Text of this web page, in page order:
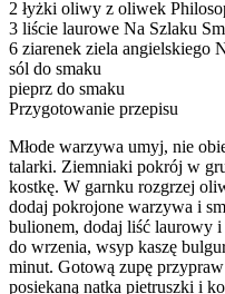
2 łyżki oliwy z oliwek
3 liście laurowe Na Szlaku
6 ziarenek ziela angielskiego
sól do smaku
pieprz do smaku
Przygotowanie przepisu
Młode warzywa umyj, nie
talarki. Ziemniaki pokrój w
kostkę. W garnku rozgrzej
dodaj pokrojone warzywa i
bulionem, dodaj liść laurowy
do wrzenia, wsyp kaszę
minut. Gotową zupę
posiekaną natka pietruszki i